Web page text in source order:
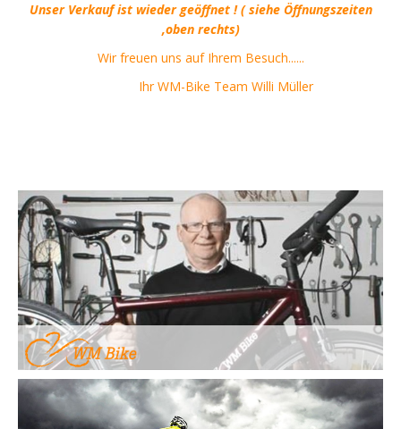
Unser Verkauf ist wieder geöffnet ! ( siehe Öffnungszeiten
,oben rechts)
Wir freuen uns auf Ihrem Besuch......
Ihr WM-Bike Team Willi Müller
Nach Ihren Vorstellungen fertigen wir individuelle und
einzigartige Räder und sind erst zufrieden, wenn Sie zufrieden